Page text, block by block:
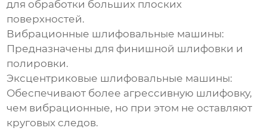
для обработки больших плоских
поверхностей.
Вибрационные шлифовальные машины:
Предназначены для финишной шлифовки и
полировки.
Эксцентриковые шлифовальные машины:
Обеспечивают более агрессивную шлифовку,
чем вибрационные, но при этом не оставляют
круговых следов.